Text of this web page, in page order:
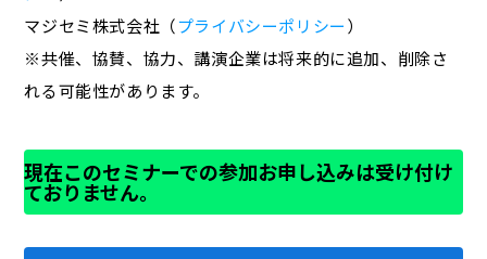
マジセミ株式会社（プライバシーポリシー）
※共催、協賛、協力、講演企業は将来的に追加、削除さ
れる可能性があります。
現在このセミナーでの参加お申し込みは受け付け
ておりません。